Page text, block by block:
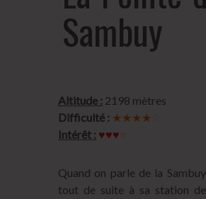
Sambuy
Altitude : 2198 mètres
Difficulté : ★★★★
Intérêt : ♥♥♥
Quand on parle de la
tout de suite à sa station